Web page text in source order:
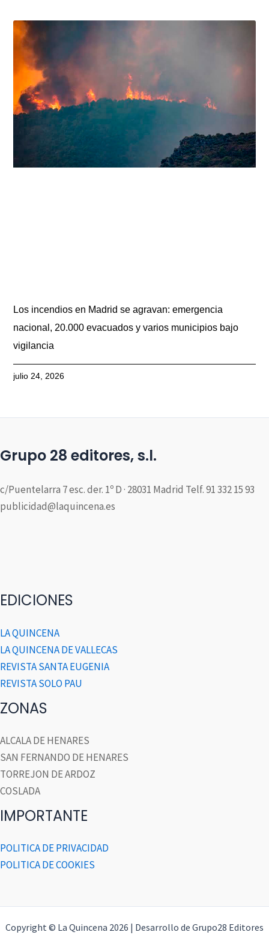
Los incendios en Madrid se agravan: emergencia
nacional, 20.000 evacuados y varios municipios bajo
vigilancia
julio 24, 2026
Grupo 28 editores, s.l.
c/Puentelarra 7 esc. der. 1º D · 28031 Madrid Telf. 91 332 15 93
publicidad@laquincena.es
EDICIONES
LA QUINCENA
LA QUINCENA DE VALLECAS
REVISTA SANTA EUGENIA
REVISTA SOLO PAU
ZONAS
ALCALA DE HENARES
SAN FERNANDO DE HENARES
TORREJON DE ARDOZ
COSLADA
IMPORTANTE
POLITICA DE PRIVACIDAD
POLITICA DE COOKIES
Copyright © La Quincena 2026 | Desarrollo de Grupo28 Editores